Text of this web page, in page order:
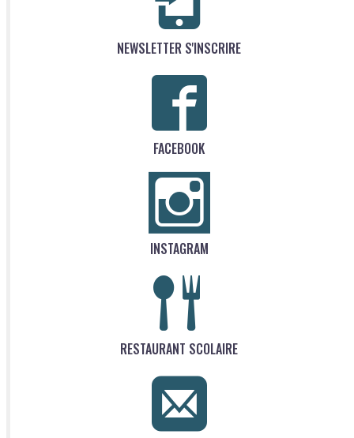
NEWSLETTER S'INSCRIRE
FACEBOOK
INSTAGRAM
RESTAURANT SCOLAIRE